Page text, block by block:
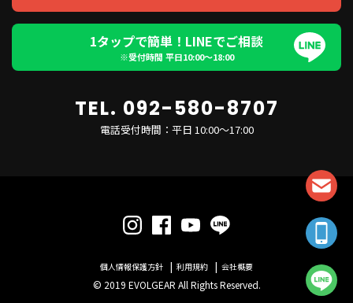
1タップで簡単！LINEでご相談
※受付時間 平日10:00〜18:00
TEL. 092-580-8707
電話受付時間：平日 10:00～17:00
個人情報保護方針 利用規約 会社概要
© 2019 EVOLGEAR All Rights Reserved.